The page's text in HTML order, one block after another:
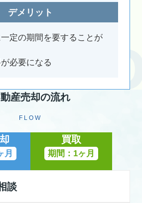
デメリット
定の期間を要することが
必要になる
産売却の流れ
FLOW
月
買取
期間：1ヶ月
談